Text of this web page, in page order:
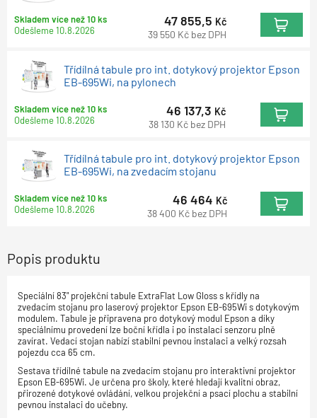
Skladem více než 10 ks
Odešleme10.8.2026
47 855,5 Kč
39 550 Kč bez DPH
Třídílná tabule pro int. dotykový projektor Epson
EB-695Wi, na pylonech
Skladem více než 10 ks
Odešleme10.8.2026
46 137,3 Kč
38 130 Kč bez DPH
Třídílná tabule pro int. dotykový projektor Epson
EB-695Wi, na zvedacím stojanu
Skladem více než 10 ks
Odešleme10.8.2026
46 464 Kč
38 400 Kč bez DPH
Popis produktu
Speciální 83" projekční tabule ExtraFlat Low Gloss s křídly na
zvedacím stojanu pro laserový projektor Epson EB-695Wi s dotykovým
modulem. Tabule je připravena pro dotykový modul Epson a díky
speciálnímu provedení lze boční křídla i po instalaci senzoru plně
zavírat. Vedací stojan nabízí stabilní pevnou instalaci a velký rozsah
pojezdu cca 65 cm.
Sestava třídílné tabule na zvedacím stojanu pro interaktivní projektor
Epson EB-695Wi. Je určena pro školy, které hledají kvalitní obraz,
přirozené dotykové ovládání, velkou projekční a psací plochu a stabilní
pevnou instalaci do učebny.